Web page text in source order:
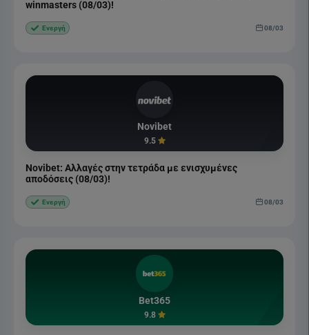
winmasters (08/03)!
Ενεργή 08/03
Novibet
9.5
Novibet: Αλλαγές στην τετράδα με ενισχυμένες
αποδόσεις (08/03)!
Ενεργή 08/03
Bet365
9.8